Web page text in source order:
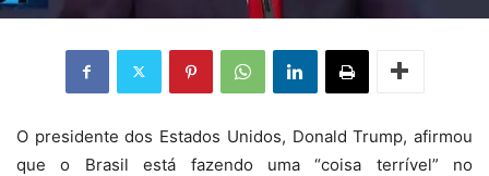
O presidente dos Estados Unidos, Donald Trump, afirmou
que o Brasil está fazendo uma “coisa terrível” no